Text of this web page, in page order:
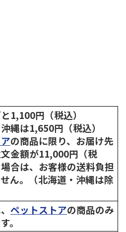
1,100円（税込）
縄は1,650円（税込）
の商品に限り、お届け先
金額が11,000円（税
合は、お客様の送料負担
ん。（北海道・沖縄は除
ペットストアの商品のみ
。